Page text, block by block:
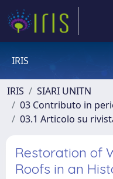
IRIS
IRIS
SIARI UNITN
03 Contributo in
03.1 Articolo su
Restoration of
Roofs in an